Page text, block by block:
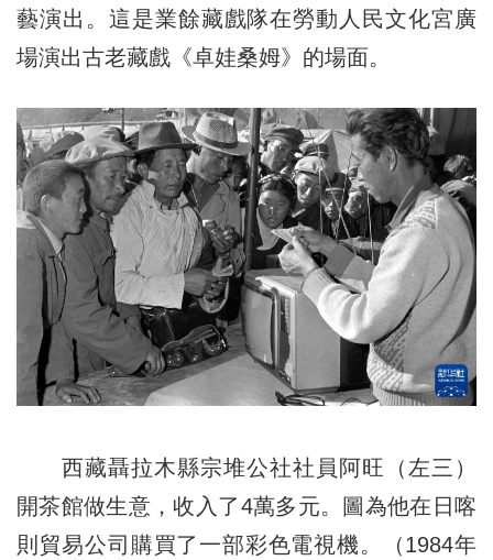
藝演出。這是業餘藏戲隊在勞動人民文化宮廣
場演出古老藏戲《卓娃桑姆》的場面。
西藏聶拉木縣宗堆公社社員阿旺（左三）
開茶館做生意，收入了4萬多元。圖為他在日喀
則貿易公司購買了一部彩色電視機。（1984年